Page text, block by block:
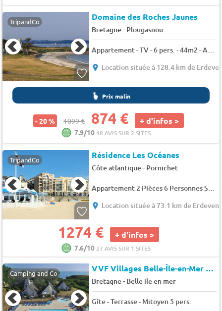
TripandCo Domaine des Roches Jaunes
Bretagne- Plougasnou
Appartement - TV - 6 pers. - 44m2 - Animaux admis
Location située à 128.4 km de
Prix malin
- 20 % 1099 € 874 € + d'infos >
7.9/1048 AVIS SUR 2 SITES
TripandCo Résidence Les Océanes
Côte atlantique- Pornichet
Location située à 73.1 km de Erdeven
1274 € + d'infos >
7.6/10 27 AVIS SUR 1 SITES
Camping and Co VVF Villages Belle-Île-en-Mer
Bretagne- Belle ile en mer
Gîte - Terrasse - Mitoyen 5 pers.